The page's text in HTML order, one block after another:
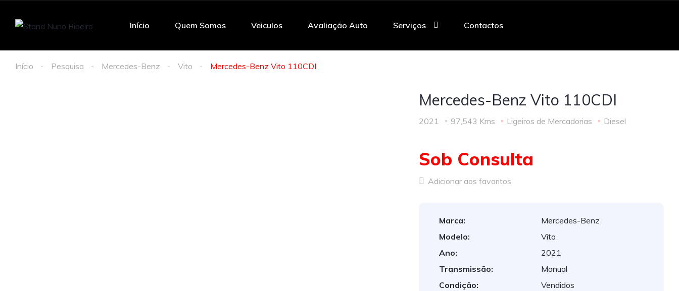
Início Quem Somos Veiculos Avaliação Auto Serviços Contactos
Início Pesquisa Mercedes-Benz Vito Mercedes-Benz Vito 110CDI
Mercedes-Benz Vito 110CDI
2021 97,543 Kms Ligeiros de Mercadorias Diesel
Sob Consulta
Adicionar aos favoritos
Marca:
Mercedes-Benz
Modelo:
Vito
Ano:
2021
Transmissão:
Manual
Condição:
Vendidos